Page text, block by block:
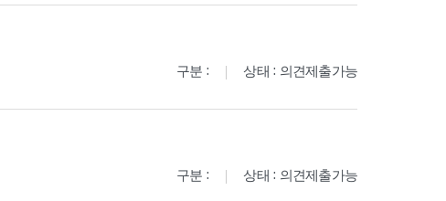
구분 : 상태 : 의견제출가능
구분 : 상태 : 의견제출가능